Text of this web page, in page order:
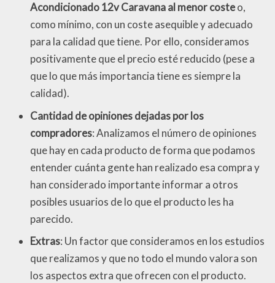
Acondicionado 12v Caravana al menor costeo,
como mínimo, con un coste asequible y adecuado
para la calidad que tiene. Por ello, consideramos
positivamente que el precio esté reducido (pese a
que lo que más importancia tiene es siempre la
calidad).
Cantidad de opiniones dejadas por los
compradores: Analizamos el número de opiniones
que hay en cada producto de forma que podamos
entender cuánta gente han realizado esa compra y
han considerado importante informar a otros
posibles usuarios de lo que el producto les ha
parecido.
Extras: Un factor que consideramos en los estudios
que realizamos y que no todo el mundo valora son
los aspectos extra que ofrecen con el producto.